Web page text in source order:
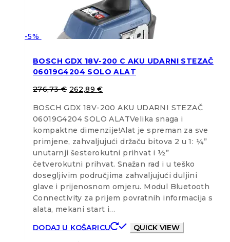
-5%
BOSCH GDX 18V-200 C AKU UDARNI STEZAČ
06019G4204 SOLO ALAT
276,73€ 262,89€
BOSCH GDX 18V-200 AKU UDARNI STEZAČ
06019G4204 SOLO ALATVelika snaga i
kompaktne dimenzije!Alat je spreman za sve
primjene, zahvaljujući držaču bitova 2 u 1: ¼”
unutarnji šesterokutni prihvat i ½”
četverokutni prihvat. Snažan rad i u teško
dosegljivim područjima zahvaljujući duljini
glave i prijenosnom omjeru. Modul Bluetooth
Connectivity za prijem povratnih informacija s
alata, mekani start i…
DODAJ U KOŠARICU
QUICK VIEW